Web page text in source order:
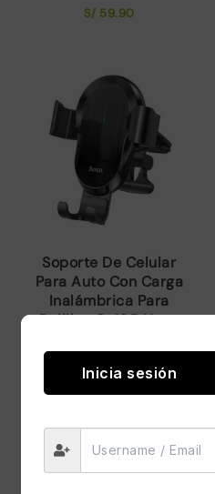
S/ 59.90
Soporte De Celular
Para Auto Con Carga
Inalámbrica Para
Rejillas Ca105 Hoco
S/79.90
Inicia sesión